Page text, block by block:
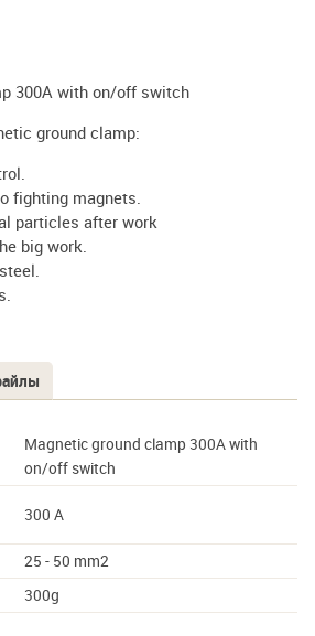
300A with on/off switch
ground clamp:
fighting magnets.
particles after work
big work.
Magnetic ground clamp 300A with
on/off switch
300 A
25 - 50 mm2
300g